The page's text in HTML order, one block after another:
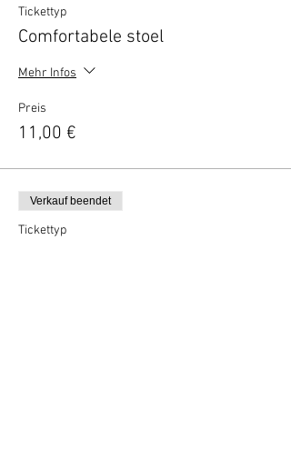
Tickettyp
Comfortabele stoel
Mehr Infos
Preis
11,00 €
Verkauf beendet
Tickettyp